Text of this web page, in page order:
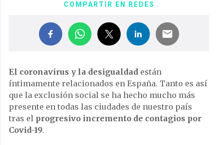
COMPARTIR EN REDES
El coronavirus y la desigualdad están
íntimamente relacionados en España. Tanto es así
que la exclusión social se ha hecho mucho más
presente en todas las ciudades de nuestro país
tras el progresivo incremento de contagios por
Covid-19.